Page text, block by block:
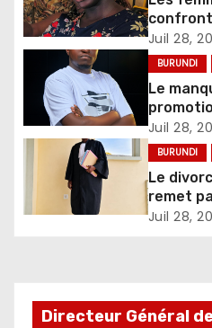
abus et
Juil 28,
BURUNDI
Le
selon
Juil 28,
BURUNDI
Le
remet
de
Juil 28,
Directeur Général de